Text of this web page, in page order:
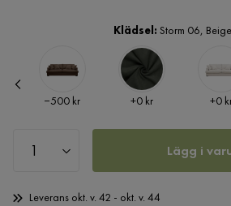
Klädsel: Storm 06,
Pris
−500 kr Pris
+0 kr Pris
+0
Lägg i
Leverans okt. v. 42 - okt. v. 44